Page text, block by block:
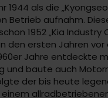
1944 als die
Betrieb aufnahm.
1952 „Kia Industry
den ersten Jahren vor
Jahre entdeckte
und baute auch
der bis heute
einem